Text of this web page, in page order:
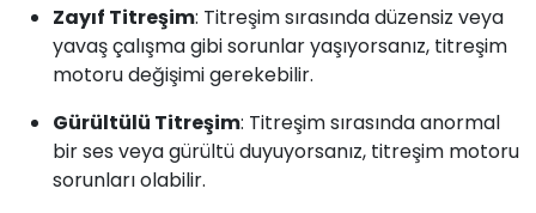
Zayıf Titreşim: Titreşim sırasında düzensiz veya
yavaş çalışma gibi sorunlar yaşıyorsanız, titreşim
motoru değişimi gerekebilir.
Gürültülü Titreşim: Titreşim sırasında anormal
bir ses veya gürültü duyuyorsanız, titreşim motoru
sorunları olabilir.